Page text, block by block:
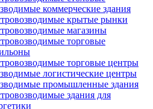
коммерческие здания
крытые рынки
магазины
торговые
торговые центры
логистические центры
промышленные здания
здания для